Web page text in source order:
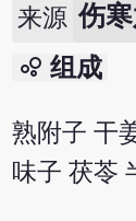
来源 伤
bubble_chart 组成
熟附子 干
味子 茯苓